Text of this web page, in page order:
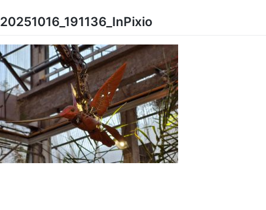
content
20251016_191136_InPixio